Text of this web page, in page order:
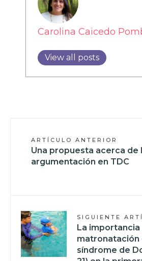
Carolina Caicedo
View all posts
ARTÍCULO ANTERIOR
Una propuesta acerca de
argumentación en TDC
SIGUIENTE
La importancia
matronatación
síndrome de